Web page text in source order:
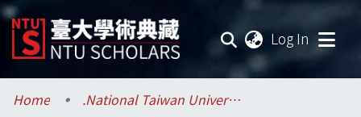
Log In
Communities & Collections
Home
.National Taiwan University / 國立臺灣大學